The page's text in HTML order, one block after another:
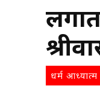
धर्म आध्यात्म